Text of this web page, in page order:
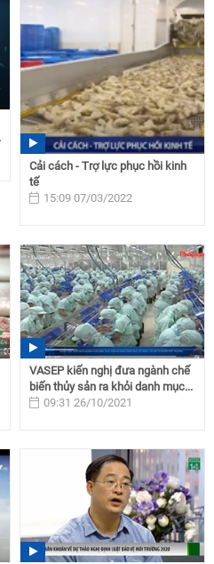
Cải cách - Trợ lực phục hồi kinh
tế
15:09 07/03/2022
VASEP kiến nghị đưa ngành chế
biến thủy sản ra khỏi danh mục...
09:31 26/10/2021